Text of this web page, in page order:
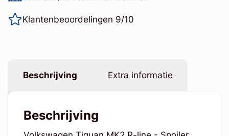
Klantenbeoordelingen 9/10
Beschrijving Extra informatie
Beschrijving